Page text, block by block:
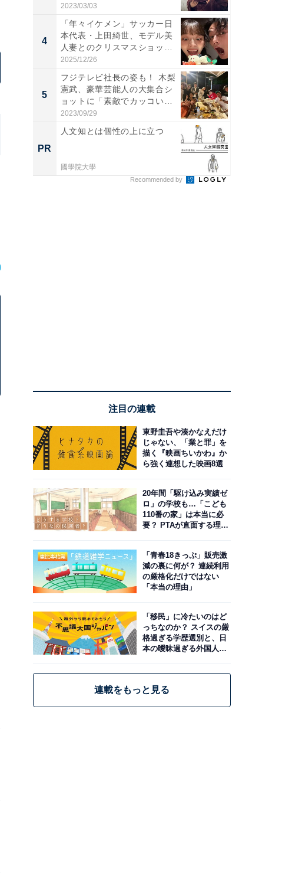
情...
2023/03/03
4
「年々イケメン」サッカー日
本代表・上田綺世、モデル美
人妻とのクリスマスショット
に...
2025/12/26
5
フジテレビ社長の姿も！ 木梨
憲武、豪華芸能人の大集合シ
ョットに「素敵でカッコい
い...
2023/09/29
PR
人文知とは個性の上に立つ
國學院大學
Recommended by
注目の連載
東野圭吾や湊かなえだけ
じゃない、「業と罪」を
描く『映画ちいかわ』か
ら強く連想した映画8選
20年間「駆け込み実績ゼ
ロ」の学校も…「こども
110番の家」は本当に必
要？ PTAが直面する理想
「青春18きっぷ」販売激
減の裏に何が？ 連続利用
の厳格化だけではない
「本当の理由」
「移民」に冷たいのはど
っちなのか？ スイスの厳
格過ぎる学歴選別と、日
本の曖昧過ぎる外国人政
連載をもっと見る